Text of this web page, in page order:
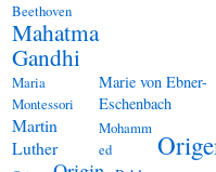
Beethoven
Mahatma
Gandhi
Maria
Montessori
Marie von Ebner-
Eschenbach
Martin
Luther
Mohamm
ed